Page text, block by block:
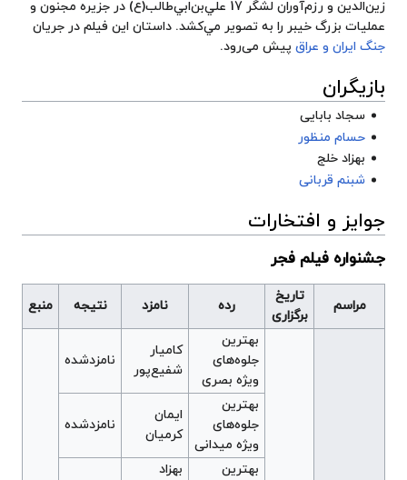
زين‌الدين و رزم‌آوران لشگر 17 علي‌بن‌ابي‌طالب(ع) در جزيره مجنون و
عمليات بزرگ خيبر را به تصوير مي‌کشد. داستان این فیلم در جریان
جنگ ایران و عراق پیش می‌رود.
بازیگران
سجاد بابایی
حسام منظور
بهزاد خلج
شبنم قربانی
جوایز و افتخارات
جشنواره فیلم فجر
مراسم
تاریخ
برگزاری
رده نامزد نتیجه منبع
بهترین
جلوه‌های
ویژه بصری
کامیار
شفیع‌پور
نامزدشده
بهترین
جلوه‌های
ویژه میدانی
ایمان
کرمیان
نامزدشده
بهترین
بهزاد